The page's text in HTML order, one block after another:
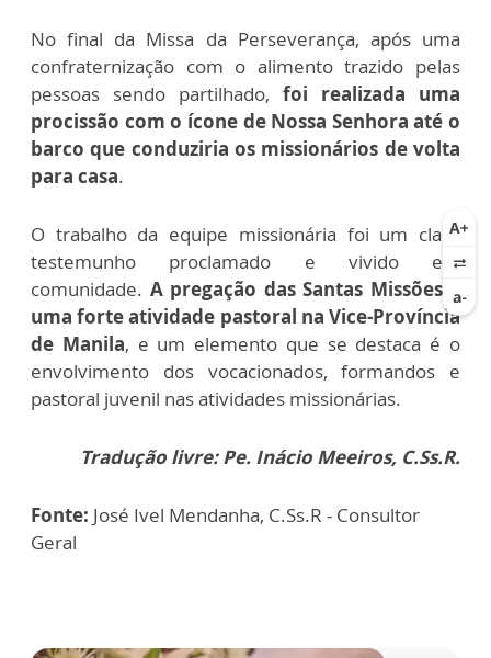
No final da Missa da Perseverança, após uma
confraternização com o alimento trazido pelas
pessoas sendo partilhado, foi realizada uma
procissão com o ícone de Nossa Senhora até o
barco que conduziria os missionários de volta
para casa.
O trabalho da equipe missionária foi um claro
testemunho proclamado e vivido em
comunidade. A pregação das Santas Missões é
uma forte atividade pastoral na Vice-Província
de Manila, e um elemento que se destaca é o
envolvimento dos vocacionados, formandos e
pastoral juvenil nas atividades missionárias.
Tradução livre: Pe. Inácio Meeiros, C.Ss.R.
Fonte: José Ivel Mendanha, C.Ss.R - Consultor
Geral